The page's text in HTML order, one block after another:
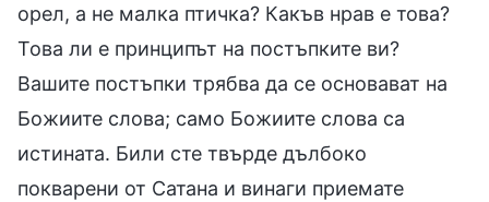
орел, а не малка птичка? Какъв нрав е това?
Това ли е принципът на постъпките ви?
Вашите постъпки трябва да се основават на
Божиите слова; само Божиите слова са
истината. Били сте твърде дълбоко
покварени от Сатана и винаги приемате